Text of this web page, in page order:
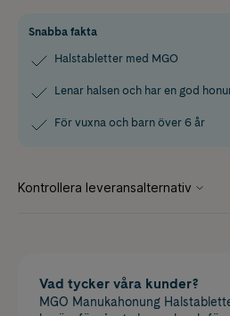
Snabba fakta
Halstabletter med MGO
Lenar halsen och har en god
För vuxna och barn över 6 år
Vad tycker våra kunder?
MGO Manukahonung